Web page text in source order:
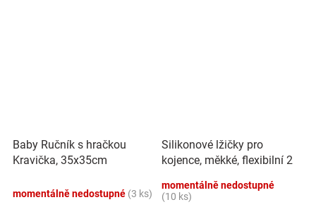
Baby Ručník s hračkou
Kravička, 35x35cm
momentálně nedostupné (3 ks)
Silikonové lžičky pro
kojence, měkké, flexibilní 2
momentálně nedostupné
(10 ks)